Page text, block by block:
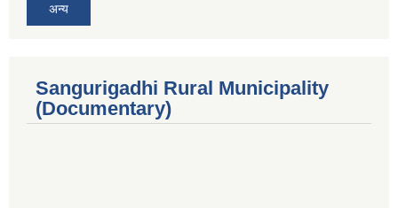
अन्य
Sangurigadhi Rural Municipality
(Documentary)